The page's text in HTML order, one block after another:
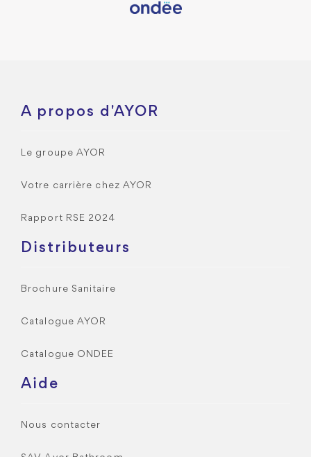
A propos d'AYOR
Le groupe AYOR
Votre carrière chez AYOR
Rapport RSE 2024
Distributeurs
Brochure Sanitaire
Catalogue AYOR
Catalogue ONDEE
Aide
Nous contacter